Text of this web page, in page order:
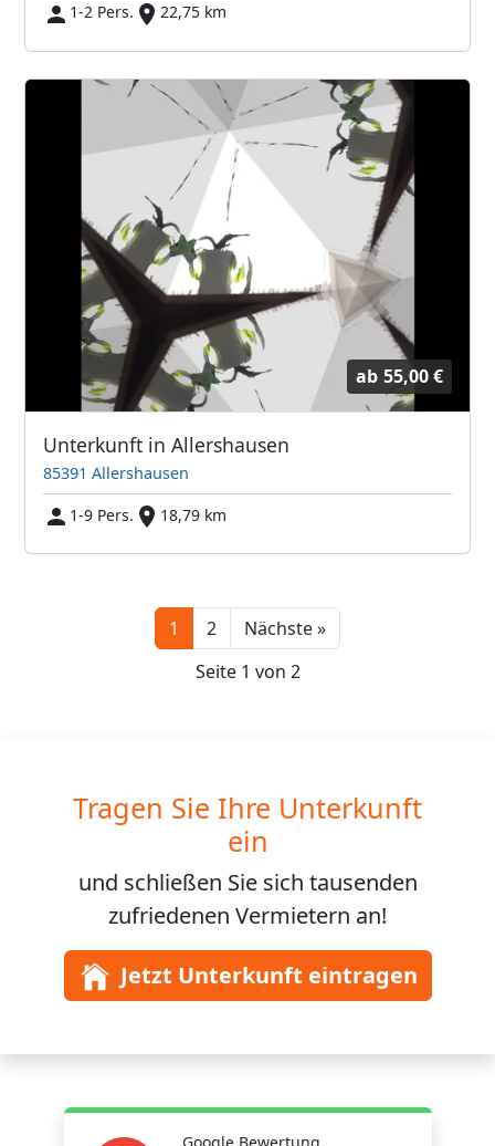
1-2 Pers.
22,75 km
ab 55,00 €
Unterkunft in Allershausen
85391 Allershausen
1-9 Pers.
18,79 km
1 2 Nächste »Next
Seite 1 von 2
Tragen Sie Ihre Unterkunft
ein
und schließen Sie sich tausenden
zufriedenen Vermietern an!
Jetzt Unterkunft eintragen